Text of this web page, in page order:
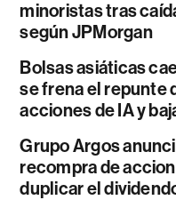
minoristas tras
según JPMorgan
Bolsas asiáticas
se frena el repunte
acciones de IA y
Grupo Argos
recompra de
duplicar el